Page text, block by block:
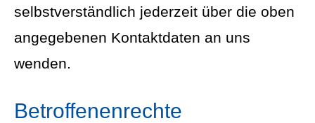
selbstverständlich jederzeit über die oben
angegebenen Kontaktdaten an uns
wenden.
Betroffenenrechte